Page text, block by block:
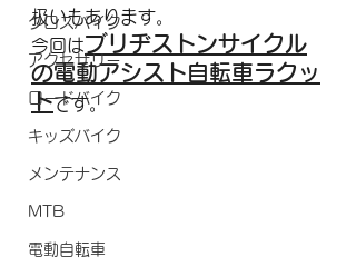
クロスバイク
アクセサリー
ロードバイク
キッズバイク
メンテナンス
MTB
電動自転車
扱いもあります。
今回はブリヂストンサイクル
の電動アシスト自転車ラクッ
トです。